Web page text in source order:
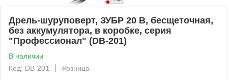
Дрель-шуруповерт, ЗУБР 20 В, бесщеточная,
без аккумулятора, в коробке, серия
"Профессионал" (DB-201)
В наличии
Код: DB-201
Розница